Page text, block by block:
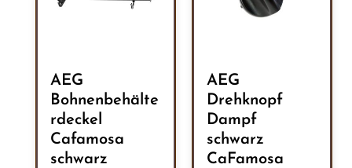
AEG
Bohnenbehälte
rdeckel
Cafamosa
schwarz
AEG
Drehknopf
Dampf
schwarz
CaFamosa